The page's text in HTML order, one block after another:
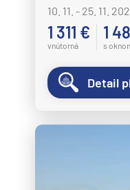
10. 11. - 25. 11.
1 311 €
vnútorná
1
s
Detail